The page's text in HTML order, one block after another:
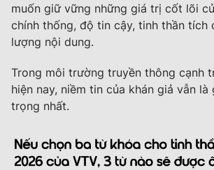
muốn giữ vững những giá trị cốt lõi
chính thống, độ tin cậy, tinh thần tích
lượng nội dung.
Trong môi trường truyền thông cạnh
hiện nay, niềm tin của khán giả vẫn là
trọng nhất.